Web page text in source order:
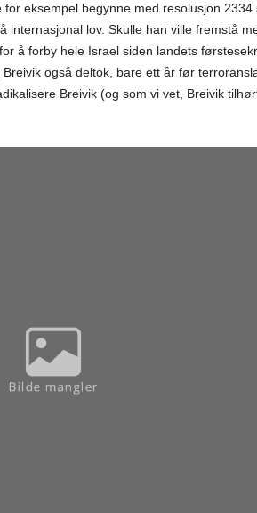
eksempel begynne med resolusjon 2334
internasjonal lov. Skulle han ville fremstå
å forby hele Israel siden landets
også deltok, bare ett år før
Breivik (og som vi vet, Breivik